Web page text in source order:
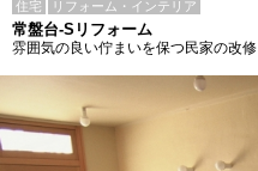
住宅 リフォーム・インテリア
常盤台-Sリフォーム
雰囲気の良い佇まいを保つ民家の改修